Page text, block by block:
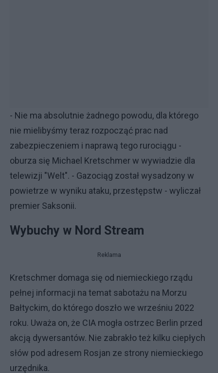
- Nie ma absolutnie żadnego powodu, dla którego
nie mielibyśmy teraz rozpocząć prac nad
zabezpieczeniem i naprawą tego rurociągu -
oburza się Michael Kretschmer w wywiadzie dla
telewizji "Welt". - Gazociąg został wysadzony w
powietrze w wyniku ataku, przestępstw - wyliczał
premier Saksonii.
Wybuchy w Nord Stream
Reklama
Kretschmer domaga się od niemieckiego rządu
pełnej informacji na temat sabotażu na Morzu
Bałtyckim, do którego doszło we wrześniu 2022
roku. Uważa on, że CIA mogła ostrzec Berlin przed
akcją dywersantów. Nie zabrakło też kilku ciepłych
słów pod adresem Rosjan ze strony niemieckiego
urzędnika.